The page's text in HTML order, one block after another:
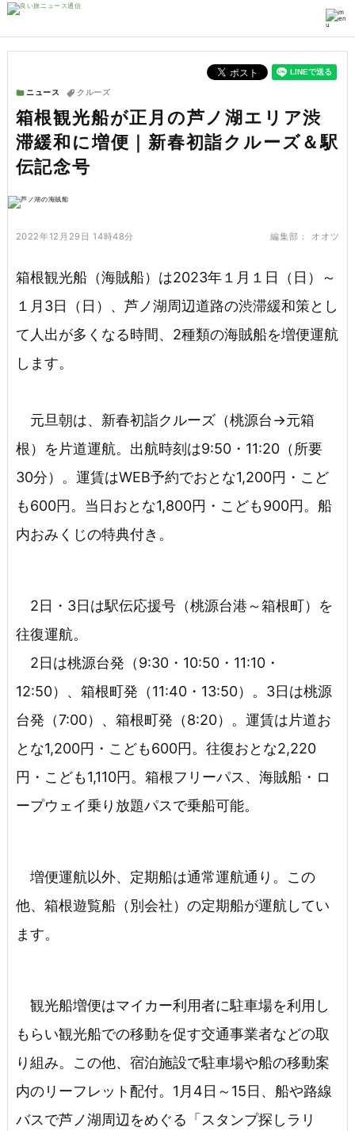
ニュース クルーズ
箱根観光船が正月の芦ノ湖エリア渋
滞緩和に増便｜新春初詣クルーズ＆駅
伝記念号
2022年12月29日 14時48分 編集部： オオツ
箱根観光船（海賊船）は2023年１月１日（日）～
１月3日（日）、芦ノ湖周辺道路の渋滞緩和策とし
て人出が多くなる時間、2種類の海賊船を増便運航
します。
元旦朝は、新春初詣クルーズ（桃源台→元箱
根）を片道運航。出航時刻は9:50・11:20（所要
30分）。運賃はWEB予約でおとな1,200円・こど
も600円。当日おとな1,800円・こども900円。船
内おみくじの特典付き。
2日・3日は駅伝応援号（桃源台港～箱根町）を
往復運航。
2日は桃源台発（9:30・10:50・11:10・
12:50）、箱根町発（11:40・13:50）。3日は桃源
台発（7:00）、箱根町発（8:20）。運賃は片道お
とな1,200円・こども600円。往復おとな2,220
円・こども1,110円。箱根フリーパス、海賊船・ロ
ープウェイ乗り放題パスで乗船可能。
増便運航以外、定期船は通常運航通り。この
他、箱根遊覧船（別会社）の定期船が運航してい
ます。
観光船増便はマイカー利用者に駐車場を利用し
もらい観光船での移動を促す交通事業者などの取
り組み。この他、宿泊施設で駐車場や船の移動案
内のリーフレット配付。1月4日～15日、船や路線
バスで芦ノ湖周辺をめぐる「スタンプ探しラリ